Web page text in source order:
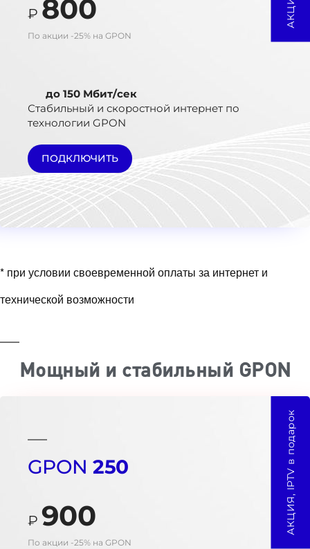
₽ 800
По акции -25% на GPON
до 150 Мбит/сек
Стабильный и скоростной интернет по
технологии GPON
ПОДКЛЮЧИТЬ
* при условии своевременной оплаты за интернет и
технической возможности
Мощный и стабильный GPON
АКЦИЯ, IPTV в подарок
GPON250
₽ 900
По акции -25% на GPON